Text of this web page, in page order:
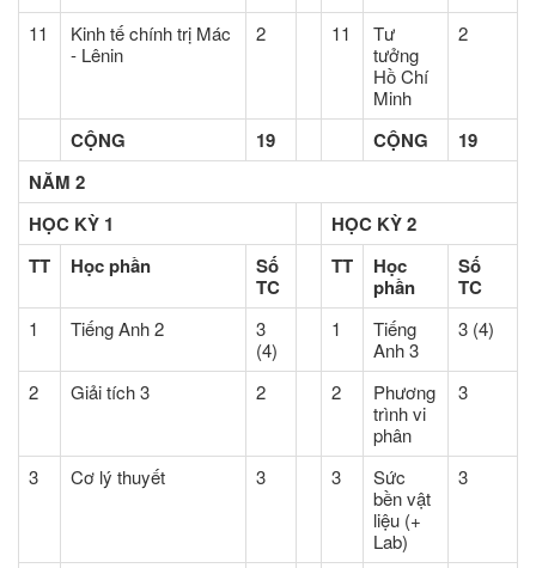
11
Kinh tế chính trị Mác
- Lênin
2 11
Tư
tưởng
Hồ Chí
Minh
2
CỘNG 19 CỘNG
19
NĂM 2
HỌC KỲ 1
HỌC KỲ 2
TT
Học phần
Số
TC
TT
Học
phần
Số
TC
1 Tiếng Anh 2
3
(4)
1
Tiếng
Anh 3
3 (4)
2 Giải tích 3 2 2
Phương
trình vi
phân
3
3 Cơ lý thuyết 3 3
Sức
bền vật
liệu (+
Lab)
3